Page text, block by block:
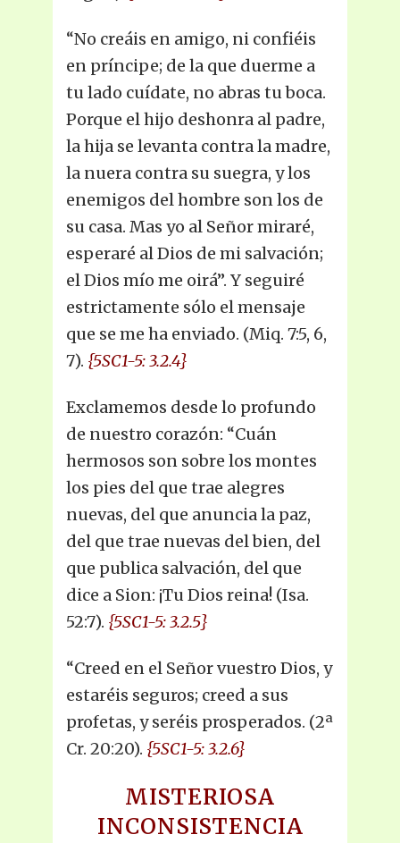
“No creáis en amigo, ni confiéis
en príncipe; de la que duerme a
tu lado cuídate, no abras tu boca.
Porque el hijo deshonra al padre,
la hija se levanta contra la madre,
la nuera contra su suegra, y los
enemigos del hombre son los de
su casa. Mas yo al Señor miraré,
esperaré al Dios de mi salvación;
el Dios mío me oirá”. Y seguiré
estrictamente sólo el mensaje
que se me ha enviado. (Miq. 7:5, 6,
7). {5SC1-5: 3.2.4}
Exclamemos desde lo profundo
de nuestro corazón: “Cuán
hermosos son sobre los montes
los pies del que trae alegres
nuevas, del que anuncia la paz,
del que trae nuevas del bien, del
que publica salvación, del que
dice a Sion: ¡Tu Dios reina! (Isa.
52:7). {5SC1-5: 3.2.5}
“Creed en el Señor vuestro Dios, y
estaréis seguros; creed a sus
profetas, y seréis prosperados. (2ª
Cr. 20:20). {5SC1-5: 3.2.6}
MISTERIOSA
INCONSISTENCIA